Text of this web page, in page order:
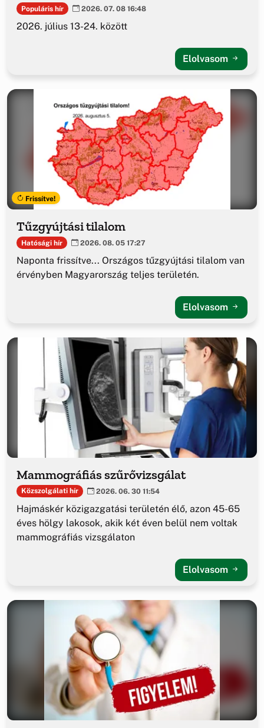
Populáris hír 2026. 07. 08 16:48
2026. július 13-24. között
Elolvasom
Frissítve!
Tűzgyújtási tilalom
Hatósági hír 2026. 08. 05 17:27
Naponta frissítve... Országos tűzgyújtási tilalom van
érvényben Magyarország teljes területén.
Elolvasom
Mammográfiás szűrővizsgálat
Közszolgálati hír 2026. 06. 30 11:54
Hajmáskér közigazgatási területén élő, azon 45-65
éves hölgy lakosok, akik két éven belül nem voltak
mammográfiás vizsgálaton
Elolvasom